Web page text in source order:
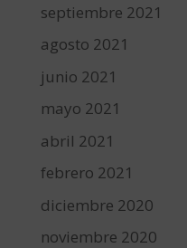
septiembre 2021
agosto 2021
junio 2021
mayo 2021
abril 2021
febrero 2021
diciembre 2020
noviembre 2020